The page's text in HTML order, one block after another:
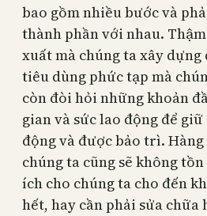
bao gồm nhiều bước và
thành phần với nhau.
xuất mà chúng ta xây dựng
tiêu dùng phức tạp mà
còn đòi hỏi những khoản
gian và sức lao động để
động và được bảo trì.
chúng ta cũng sẽ không
ích cho chúng ta cho đến
hết, hay cần phải sửa chữa